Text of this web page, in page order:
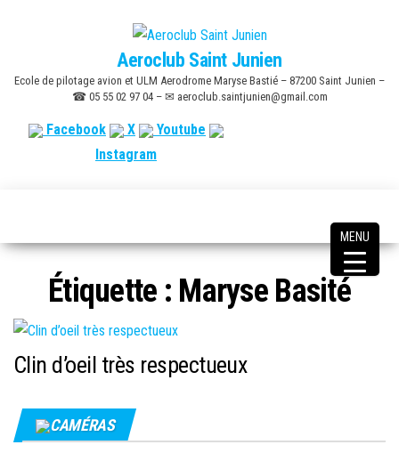
content
Aeroclub Saint Junien
Ecole de pilotage avion et ULM Aerodrome Maryse Bastié – 87200 Saint Junien –
☎ 05 55 02 97 04 – ✉ aeroclub.saintjunien@gmail.com
Facebook X
Youtube
Instagram
Étiquette : Maryse Basité
Clin d’oeil très respectueux
CAMÉRAS
MENU